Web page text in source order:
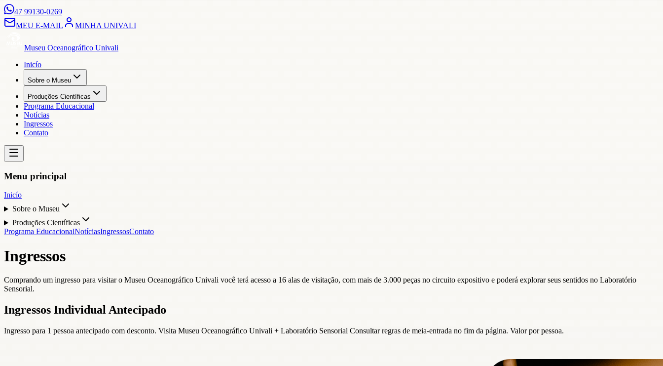
47 99130-0269
MEU E-MAIL
MINHA UNIVALI
Museu Oceanográfico Univali
Inicío
Sobre o Museu
Produções Científicas
Programa Educacional
Notícias
Ingressos
Contato
Menu principal
Inicío
Sobre o Museu
Produções Científicas
Programa EducacionalNotíciasIngressosContato
Ingressos
Comprando um ingresso para visitar o Museu Oceanográfico Univali você terá acesso a 16 alas de visitação, com mais de 3.000 peças no circuito expositivo e poderá explorar seus sentidos no Laboratório
Sensorial.
Ingressos Individual Antecipado
Ingresso para 1 pessoa antecipado com desconto. Visita Museu Oceanográfico Univali + Laboratório Sensorial Consultar regras de meia-entrada no fim da página. Valor por pessoa.